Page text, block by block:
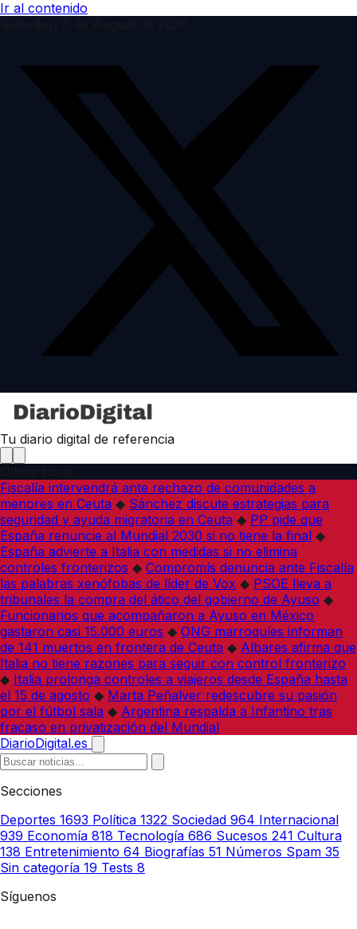
Ir al contenido
Tu diario digital de referencia
Fiscalía intervendrá ante rechazo de comunidades a
menores en Ceuta ◆ Sánchez discute estrategias para
seguridad y ayuda migratoria en Ceuta ◆ PP pide que
España renuncie al Mundial 2030 si no tiene la final ◆
España advierte a Italia con medidas si no elimina
controles fronterizos ◆ Compromís denuncia ante Fiscalía
las palabras xenófobas de líder de Vox ◆ PSOE lleva a
tribunales la compra del ático del gobierno de Ayuso ◆
Funcionarios que acompañaron a Ayuso en México
gastaron casi 15.000 euros ◆ ONG marroquíes informan
de 141 muertos en frontera de Ceuta ◆ Albares afirma que
Italia no tiene razones para seguir con control fronterizo
◆ Italia prolonga controles a viajeros desde España hasta
el 15 de agosto ◆ Marta Peñalver redescubre su pasión
por el fútbol sala ◆ Argentina respalda a Infantino tras
fracaso en privatización del Mundial
DiarioDigital.es
Secciones
Deportes 1693 Política 1322 Sociedad 964 Internacional
939 Economía 818 Tecnología 686 Sucesos 241 Cultura
138 Entretenimiento 64 Biografías 51 Números Spam 35
Sin categoría 19 Tests 8
Síguenos